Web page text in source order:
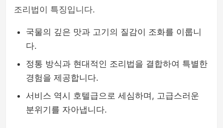
조리법이 특징입니다.
국물의 깊은 맛과 고기의 질감이 조화를 이룹니
다.
정통 방식과 현대적인 조리법을 결합하여 특별한
경험을 제공합니다.
서비스 역시 호텔급으로 세심하며, 고급스러운
분위기를 자아냅니다.